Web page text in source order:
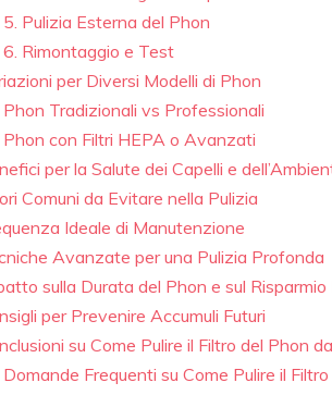
5. Pulizia Esterna del Phon
6. Rimontaggio e Test
per Diversi Modelli di Phon
Phon Tradizionali vs Professionali
Phon con Filtri HEPA o Avanzati
per la Salute dei Capelli e
Comuni da Evitare nella Pulizia
Ideale di Manutenzione
Avanzate per una Pulizia Profonda
sulla Durata del Phon e sul Risparmio
per Prevenire Accumuli Futuri
su Come Pulire il Filtro del Phon
Domande Frequenti su Come Pulire il